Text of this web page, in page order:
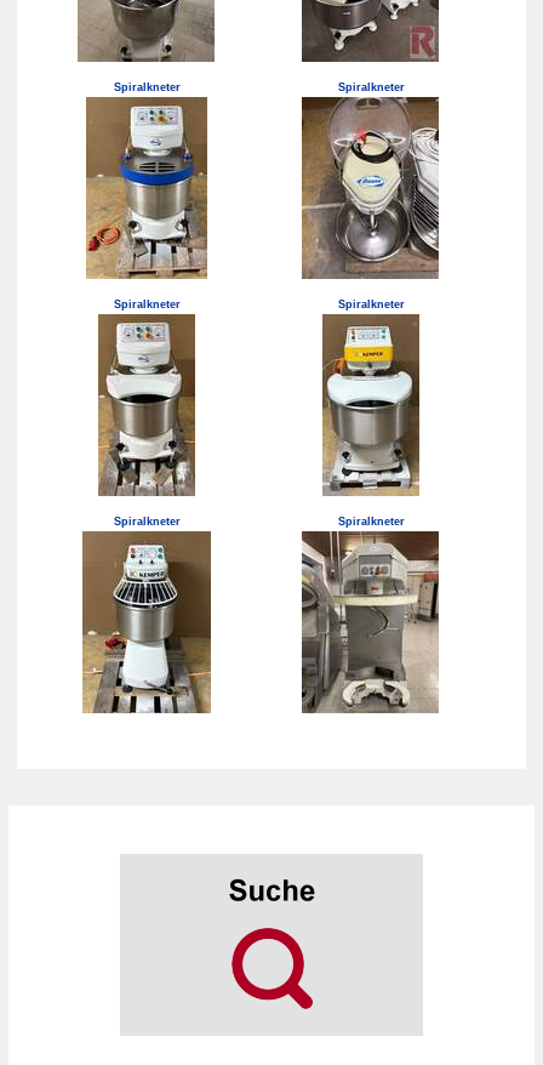
Spiralkneter Spiralkneter
Spiralkneter Spiralkneter
Spiralkneter Spiralkneter